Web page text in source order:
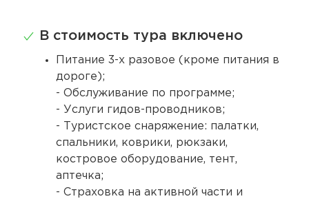
В стоимость тура включено
Питание 3-х разовое (кроме питания в
дороге);
- Обслуживание по программе;
- Услуги гидов-проводников;
- Туристское снаряжение: палатки,
спальники, коврики, рюкзаки,
костровое оборудование, тент,
аптечка;
- Страховка на активной части и